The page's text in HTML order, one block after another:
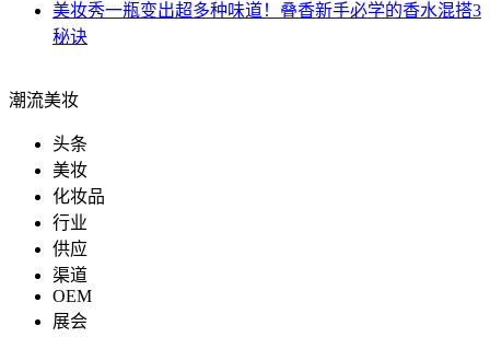
美妆秀一瓶变出超多种味道！叠香新手必学的香水混搭3
秘诀
潮流美妆
头条
美妆
化妆品
行业
供应
渠道
OEM
展会